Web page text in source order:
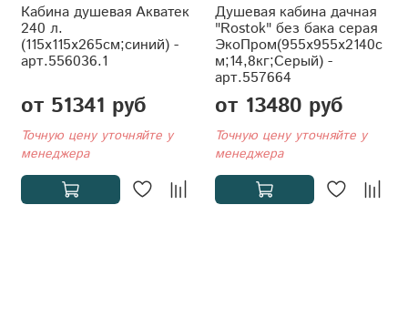
Кабина душевая Акватек
240 л.
(115x115x265см;синий) -
арт.556036.1
от 51341 руб
Точную цену уточняйте у
менеджера
Душевая кабина дачная
"Rostok" без бака серая
ЭкоПром(955x955x2140с
м;14,8кг;Серый) -
арт.557664
от 13480 руб
Точную цену уточняйте у
менеджера